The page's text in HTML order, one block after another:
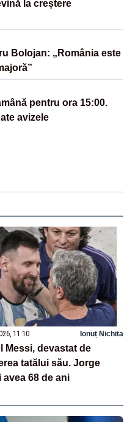
la creștere
Bolojan: „România este
pentru ora 15:00.
avizele
11:10 Ionuț Nichita
Messi, devastat de
tatălui său. Jorge
avea 68 de ani